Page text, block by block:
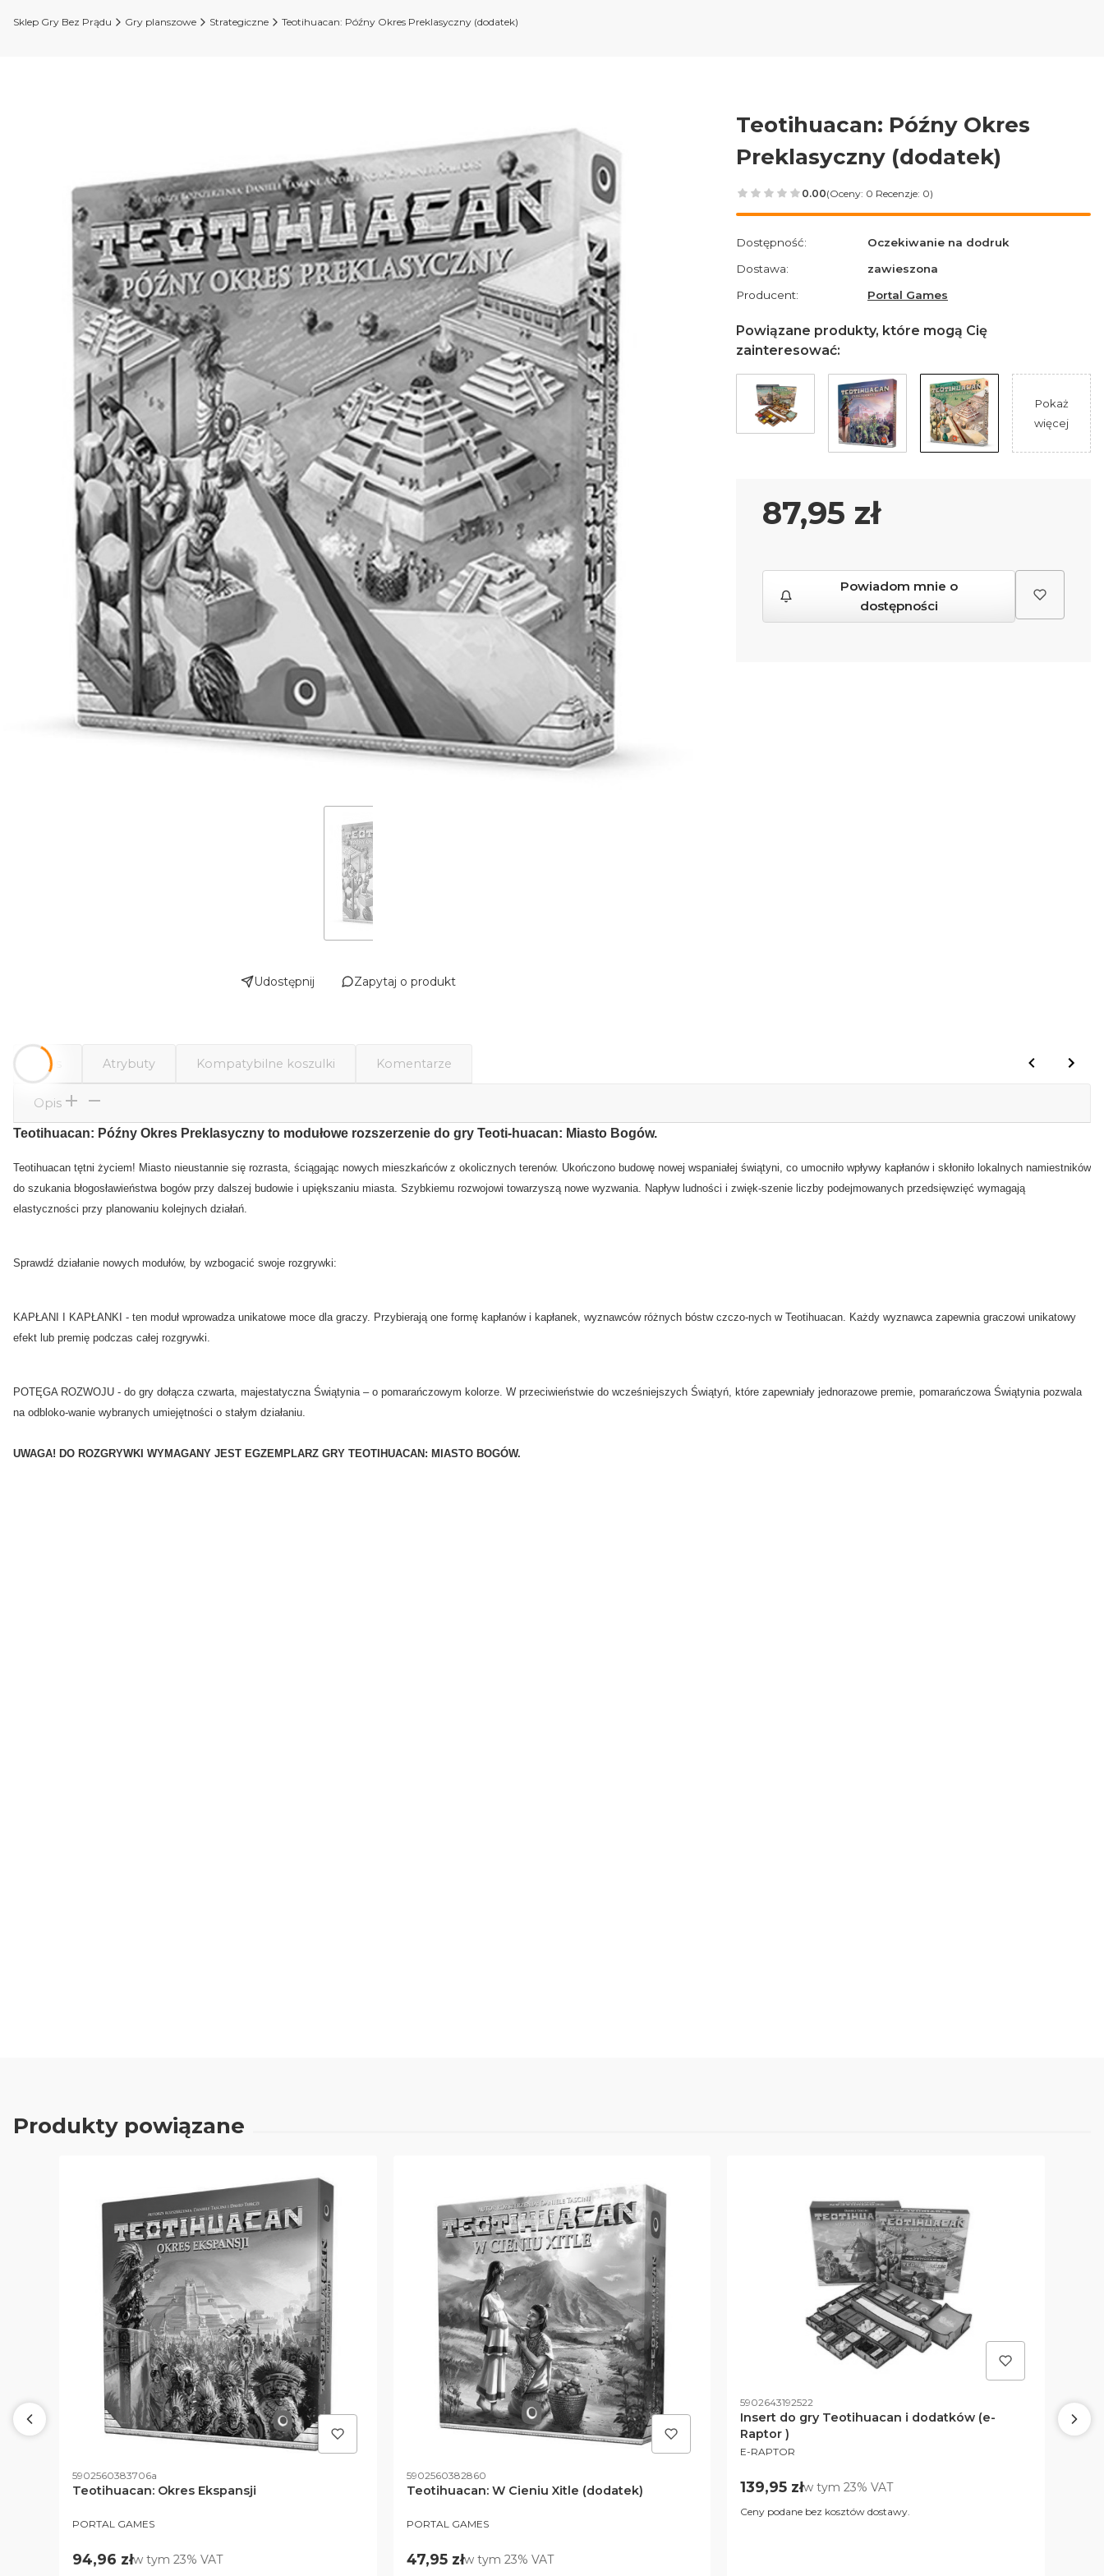
Sklep Gry Bez Prądu Gry planszowe Strategiczne Teotihuacan: Późny Okres Preklasyczny (dodatek)
Udostępnij Zapytaj o produkt
Teotihuacan: Późny Okres
Preklasyczny (dodatek)
0.00(Oceny: 0 Recenzje: 0)
Przejdź do sekcji Opinie
Dostępność:
Oczekiwanie na dodruk
Dostawa:
zawieszona
Producent:
Portal Games
Powiązane produkty, które mogą Cię
zainteresować:
Pokaż
więcej
Cena
87,95 zł
Powiadom mnie o
dostępności
Opis Atrybuty Kompatybilne koszulki Komentarze
Opis
Teotihuacan: Późny Okres Preklasyczny to modułowe rozszerzenie do gry Teoti-huacan: Miasto Bogów.
Teotihuacan tętni życiem! Miasto nieustannie się rozrasta, ściągając nowych mieszkańców z okolicznych terenów. Ukończono budowę nowej wspaniałej świątyni, co umocniło wpływy kapłanów i skłoniło lokalnych namiestników
do szukania błogosławieństwa bogów przy dalszej budowie i upiększaniu miasta. Szybkiemu rozwojowi towarzyszą nowe wyzwania. Napływ ludności i zwięk-szenie liczby podejmowanych przedsięwzięć wymagają
elastyczności przy planowaniu kolejnych działań.
Sprawdź działanie nowych modułów, by wzbogacić swoje rozgrywki:
KAPŁANI I KAPŁANKI - ten moduł wprowadza unikatowe moce dla graczy. Przybierają one formę kapłanów i kapłanek, wyznawców różnych bóstw czczo-nych w Teotihuacan. Każdy wyznawca zapewnia graczowi unikatowy
efekt lub premię podczas całej rozgrywki.
POTĘGA ROZWOJU - do gry dołącza czwarta, majestatyczna Świątynia – o pomarańczowym kolorze. W przeciwieństwie do wcześniejszych Świątyń, które zapewniały jednorazowe premie, pomarańczowa Świątynia pozwala
na odbloko-wanie wybranych umiejętności o stałym działaniu.
UWAGA! DO ROZGRYWKI WYMAGANY JEST EGZEMPLARZ GRY TEOTIHUACAN: MIASTO BOGÓW.
Produkty powiązane
Kod produktu
5902560383706a
Teotihuacan: Okres Ekspansji
PRODUCENT
PORTAL GAMES
Cena brutto
94,96 złw tym %s VAT
w tym 23% VAT
Kod produktu
5902560382860
Teotihuacan: W Cieniu Xitle (dodatek)
PRODUCENT
PORTAL GAMES
Cena brutto
47,95 złw tym %s VAT
w tym 23% VAT
Kod produktu
5902643192522
Insert do gry Teotihuacan i dodatków (e-
Raptor )
PRODUCENT
E-RAPTOR
Cena brutto
139,95 złw tym %s VAT
w tym23% VAT
Ceny podane bez kosztów dostawy.